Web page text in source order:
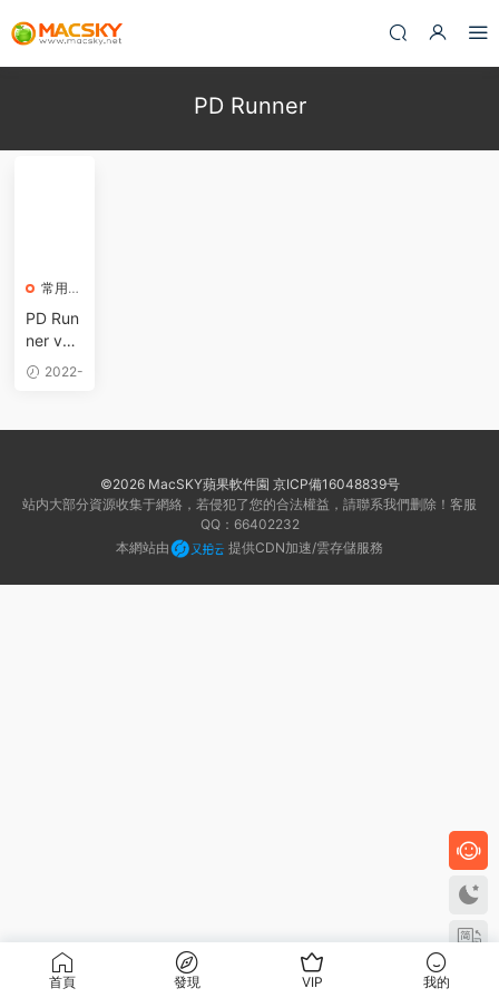
PD Runner
常用軟
件
PD Run
ner v0.
3.7 for
Parallel
op 17啓
期限強
2022-
©2026 MacSKY蘋果軟件園 京ICP備16048839号
站内大部分資源收集于網絡，若侵犯了您的合法權益，請聯系我們删除！客服
QQ：66402232
本網站由
提供CDN加速/雲存儲服務
首頁 發現 VIP 我的